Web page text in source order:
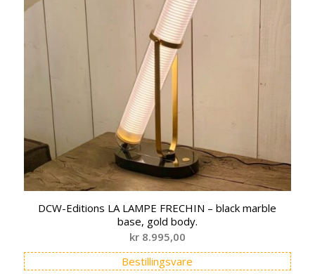
DCW-Editions LA LAMPE FRECHIN – black marble
base, gold body.
kr8.995,00
Bestillingsvare